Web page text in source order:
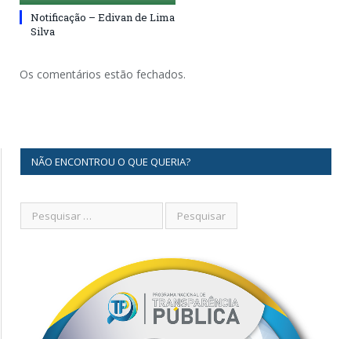
Notificação – Edivan de Lima
Silva
Os comentários estão fechados.
NÃO ENCONTROU O QUE QUERIA?